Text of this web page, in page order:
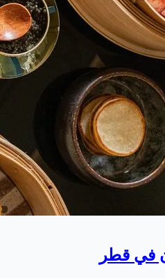
في قطر